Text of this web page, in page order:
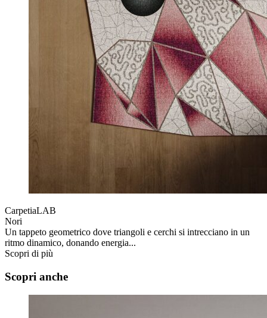
CarpetiaLAB
Nori
Un tappeto geometrico dove triangoli e cerchi si intrecciano in un
ritmo dinamico, donando energia...
Scopri di più
Scopri anche